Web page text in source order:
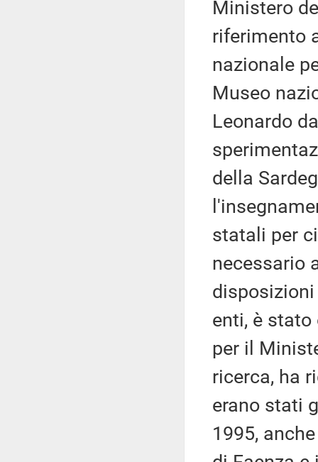
Ministero
riferimento
nazionale
Museo
Leonardo
della
statali per
necessario
enti, è stato
per il
ricerca, ha
erano stati
1995,